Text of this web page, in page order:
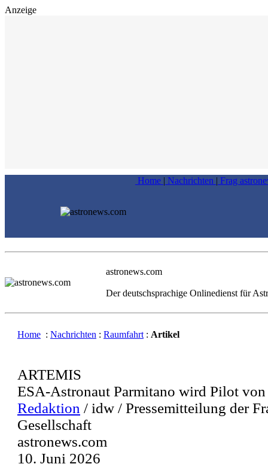
Anzeige
Home | Nachrichten | Frag
astronews.com
Der deutschsprachige Onlinedienst für
Home : Nachrichten : Raumfahrt : Artikel
ARTEMIS
ESA-Astronaut Parmitano wird Pilot
Redaktion / idw / Pressemitteilung der
Gesellschaft
astronews.com
10. Juni 2026